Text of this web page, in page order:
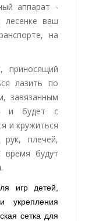
аппарат -
лесенке ваш
на
приносящий
лазить по
завязанным
и будет с
и кружиться
плечей,
время будут
игр детей,
укрепления
сетка для